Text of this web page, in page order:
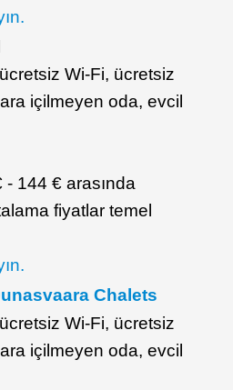
ücretsiz Wi-Fi, ücretsiz
içilmeyen oda, evcil
144 € arasında
fiyatlar temel
Chalets
ücretsiz Wi-Fi, ücretsiz
içilmeyen oda, evcil